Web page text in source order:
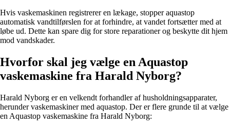
Hvis vaskemaskinen registrerer en lækage, stopper aquastop
automatisk vandtilførslen for at forhindre, at vandet fortsætter med at
løbe ud. Dette kan spare dig for store reparationer og beskytte dit hjem
mod vandskader.
Hvorfor skal jeg vælge en Aquastop
vaskemaskine fra Harald Nyborg?
Harald Nyborg er en velkendt forhandler af husholdningsapparater,
herunder vaskemaskiner med aquastop. Der er flere grunde til at vælge
en Aquastop vaskemaskine fra Harald Nyborg: